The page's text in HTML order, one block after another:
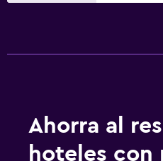
Ahorra al
hoteles con